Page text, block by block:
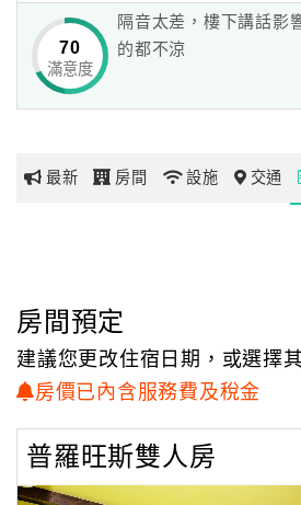
網
玩
地
圖
顧
務
70
滿意度
隔音太差，樓下講話影
的都不涼
最新 房間 設施 交通
房間預定
建議您更改住宿日期，或選擇
房價已內含服務費及稅金
普羅旺斯雙人房